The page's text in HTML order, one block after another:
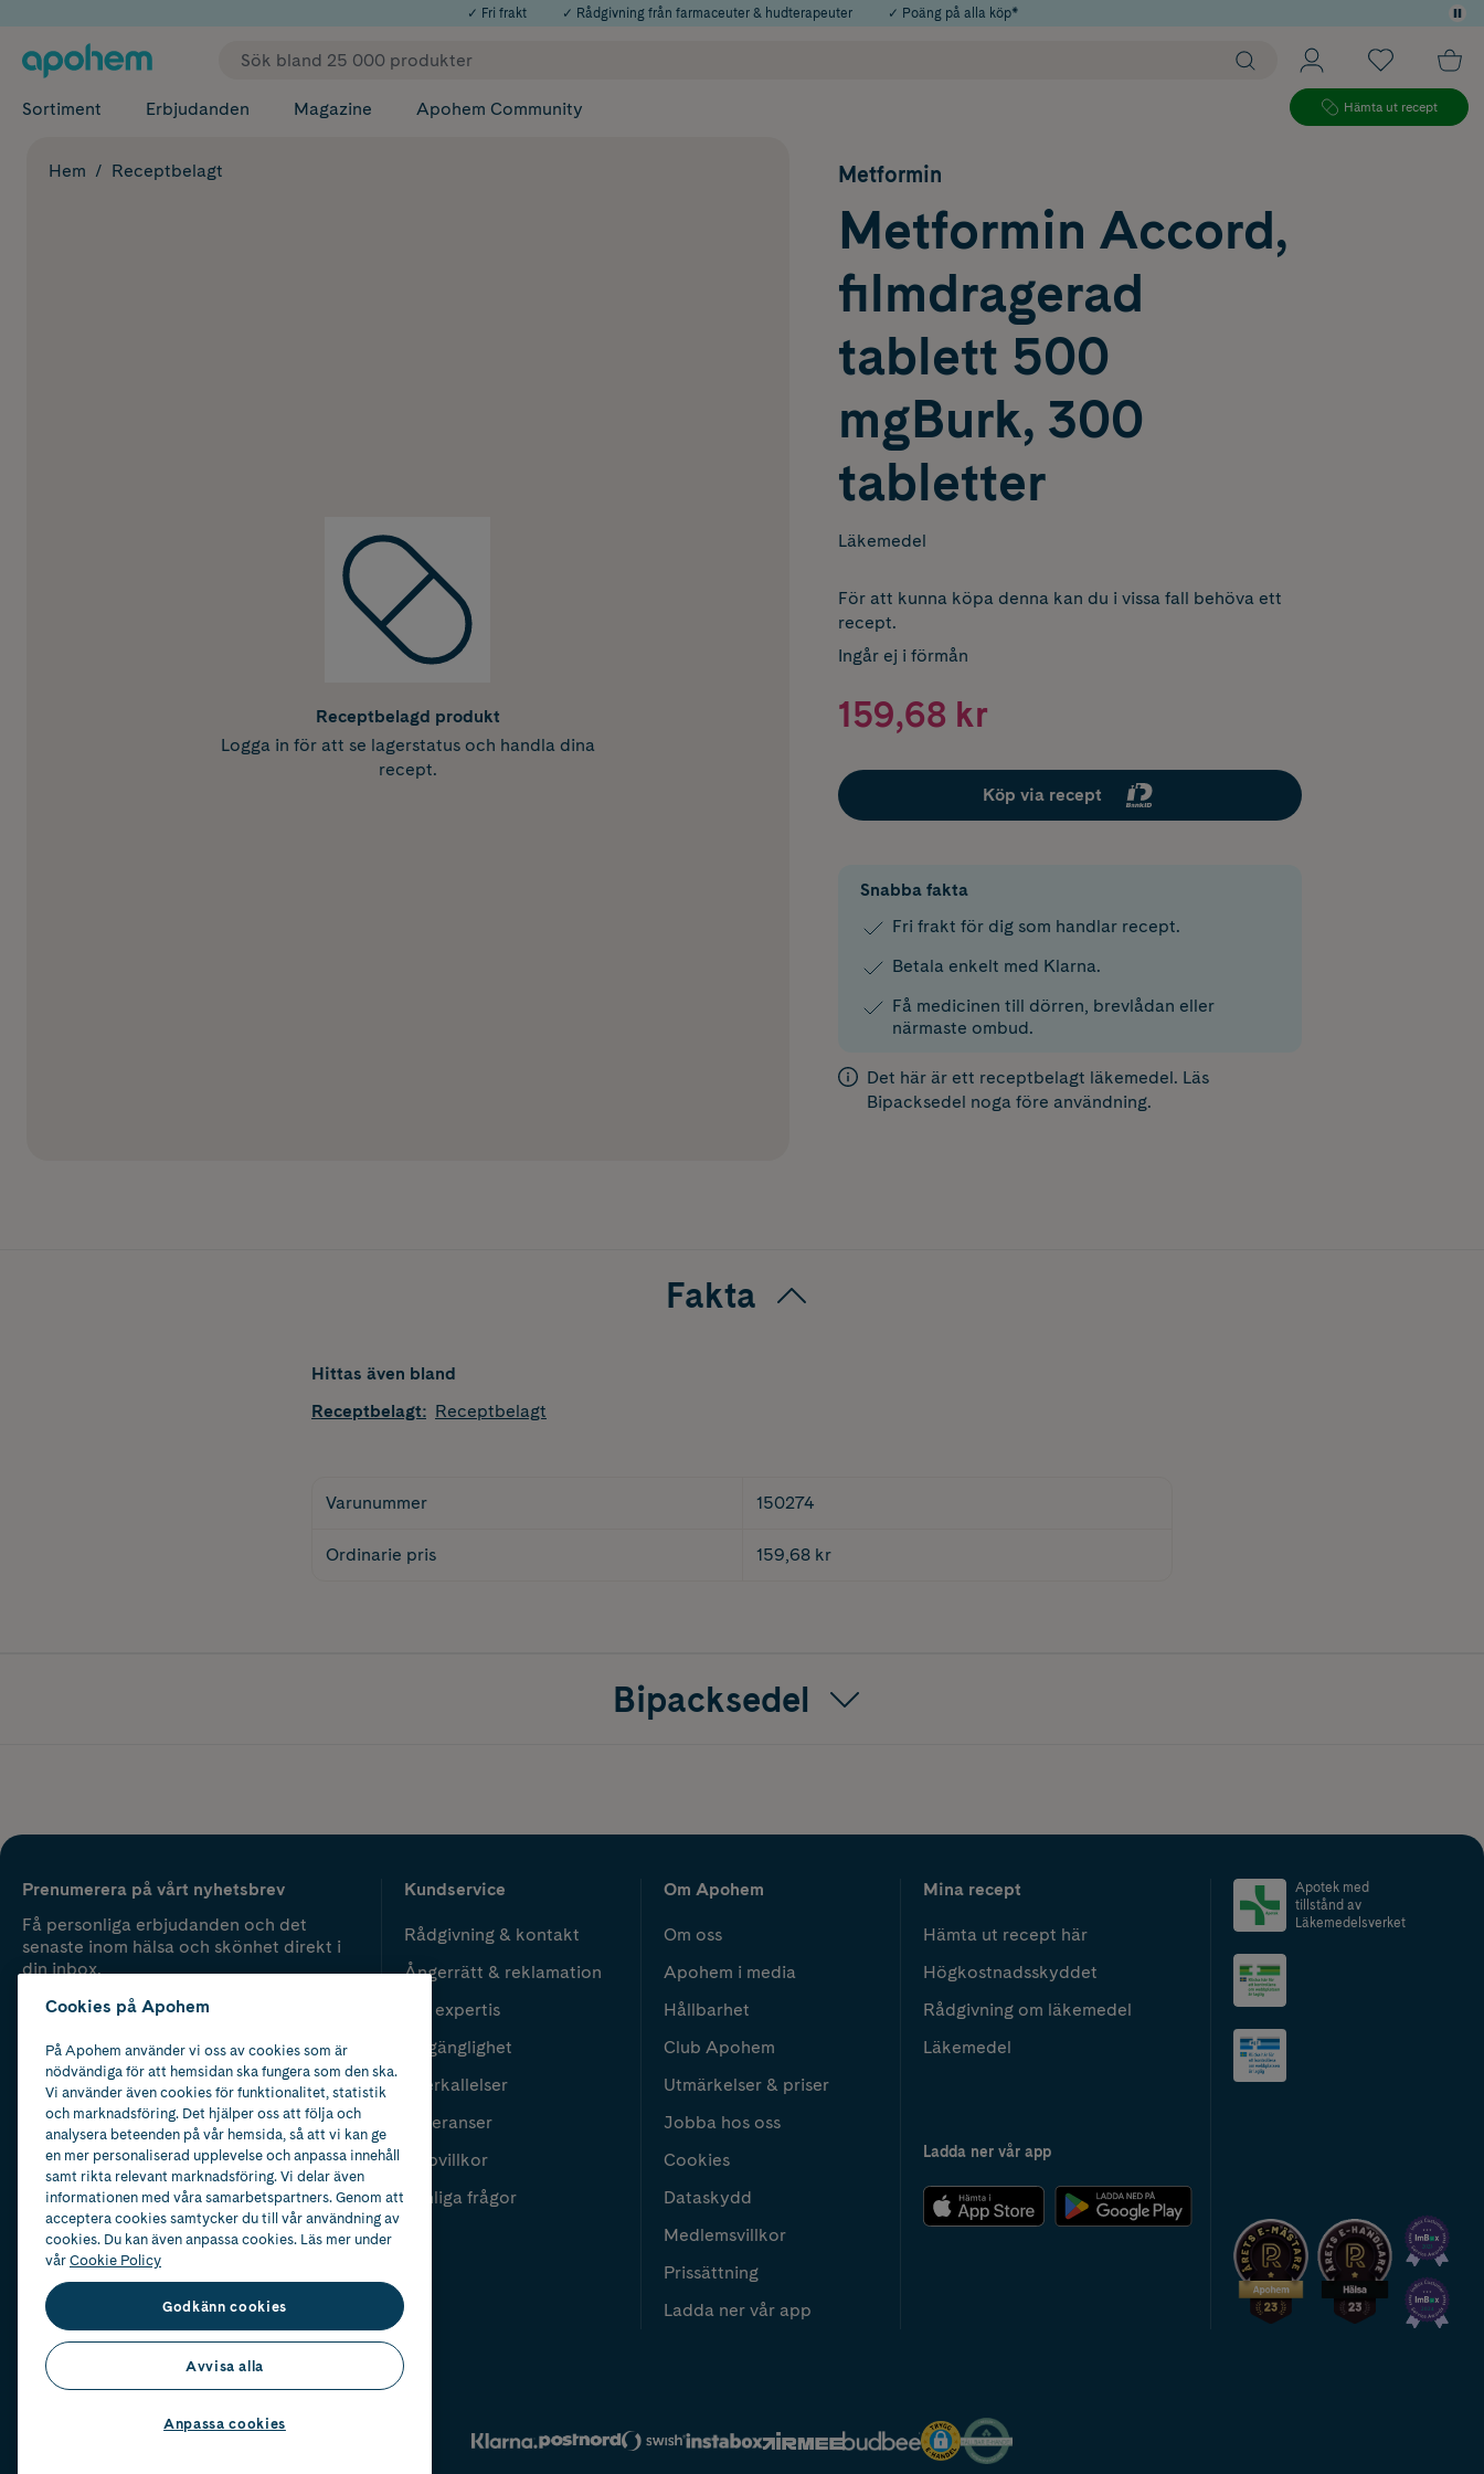
✓ Fri frakt ✓ Rådgivning från farmaceuter & hudterapeuter ✓ Poäng på alla köp*
Sortiment Erbjudanden Magazine Apohem Community Hämta ut recept
Hem Receptbelagt
Receptbelagd produkt
Logga in för att se lagerstatus och handla dina
recept.
Metformin
Metformin Accord,
filmdragerad
tablett 500
mgBurk, 300
tabletter
Läkemedel
För att kunna köpa denna kan du i vissa fall behöva ett
recept.
Ingår ej i förmån
159,68 kr
Köp via recept
Snabba fakta
Fri frakt för dig som handlar recept.
Betala enkelt med Klarna.
Få medicinen till dörren, brevlådan eller
närmaste ombud.
Det här är ett receptbelagt läkemedel. Läs
Bipacksedel noga före användning.
Fakta
Hittas även bland
Receptbelagt: Receptbelagt
Varunummer 150274
Ordinarie pris 159,68 kr
Bipacksedel
Prenumerera på vårt nyhetsbrev
Få personliga erbjudanden och det
senaste inom hälsa och skönhet direkt i
din inbox.
Kundservice
Rådgivning & kontakt
Ångerrätt & reklamation
Vår expertis
Tillgänglighet
Återkallelser
Leveranser
Köpvillkor
Vanliga frågor
Om Apohem
Om oss
Apohem i media
Hållbarhet
Club Apohem
Utmärkelser & priser
Jobba hos oss
Cookies
Dataskydd
Medlemsvillkor
Prissättning
Ladda ner vår app
Mina recept
Hämta ut recept här
Högkostnadsskyddet
Rådgivning om läkemedel
Läkemedel
Ladda ner vår app
Apotek med
tillstånd av
Läkemedelsverket
2024
Cookies på Apohem
På Apohem använder vi oss av cookies som är
nödvändiga för att hemsidan ska fungera som den ska.
Vi använder även cookies för funktionalitet, statistik
och marknadsföring. Det hjälper oss att följa och
analysera beteenden på vår hemsida, så att vi kan ge
en mer personaliserad upplevelse och anpassa innehåll
samt rikta relevant marknadsföring. Vi delar även
informationen med våra samarbetspartners. Genom att
acceptera cookies samtycker du till vår användning av
cookies. Du kan även anpassa cookies. Läs mer under
vårCookie Policy
Godkänn cookies
Avvisa alla
Anpassa cookies